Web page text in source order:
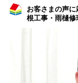
お客さまの声
根工事・雨樋修